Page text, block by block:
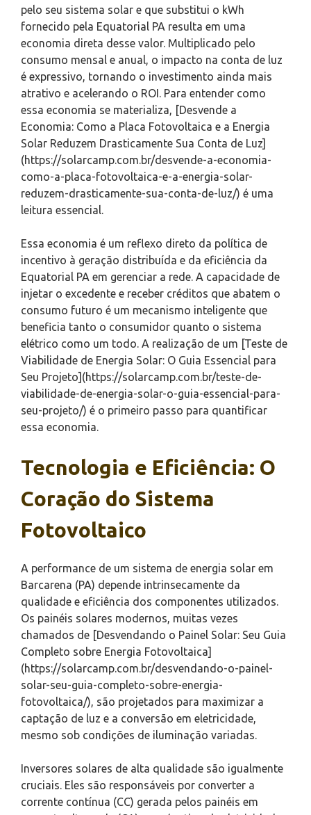
pelo seu sistema solar e que substitui o kWh
fornecido pela Equatorial PA resulta em uma
economia direta desse valor. Multiplicado pelo
consumo mensal e anual, o impacto na conta de luz
é expressivo, tornando o investimento ainda mais
atrativo e acelerando o ROI. Para entender como
essa economia se materializa, [Desvende a
Economia: Como a Placa Fotovoltaica e a Energia
Solar Reduzem Drasticamente Sua Conta de Luz]
(https://solarcamp.com.br/desvende-a-economia-
como-a-placa-fotovoltaica-e-a-energia-solar-
reduzem-drasticamente-sua-conta-de-luz/) é uma
leitura essencial.
Essa economia é um reflexo direto da política de
incentivo à geração distribuída e da eficiência da
Equatorial PA em gerenciar a rede. A capacidade de
injetar o excedente e receber créditos que abatem o
consumo futuro é um mecanismo inteligente que
beneficia tanto o consumidor quanto o sistema
elétrico como um todo. A realização de um [Teste de
Viabilidade de Energia Solar: O Guia Essencial para
Seu Projeto](https://solarcamp.com.br/teste-de-
viabilidade-de-energia-solar-o-guia-essencial-para-
seu-projeto/) é o primeiro passo para quantificar
essa economia.
Tecnologia e Eficiência: O
Coração do Sistema
Fotovoltaico
A performance de um sistema de energia solar em
Barcarena (PA) depende intrinsecamente da
qualidade e eficiência dos componentes utilizados.
Os painéis solares modernos, muitas vezes
chamados de [Desvendando o Painel Solar: Seu Guia
Completo sobre Energia Fotovoltaica]
(https://solarcamp.com.br/desvendando-o-painel-
solar-seu-guia-completo-sobre-energia-
fotovoltaica/), são projetados para maximizar a
captação de luz e a conversão em eletricidade,
mesmo sob condições de iluminação variadas.
Inversores solares de alta qualidade são igualmente
cruciais. Eles são responsáveis por converter a
corrente contínua (CC) gerada pelos painéis em